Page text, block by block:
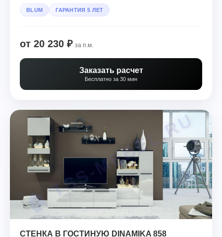
BLUM ГАРАНТИЯ 5 ЛЕТ
от 20 230 ₽ за п.м.
Заказать расчет
Бесплатно за 30 мин
СТЕНКА В ГОСТИНУЮ DINAMIKA 858